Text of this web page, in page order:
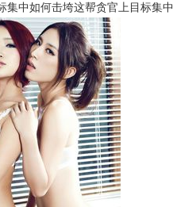
集中如何击垮这帮贪官上目标集中